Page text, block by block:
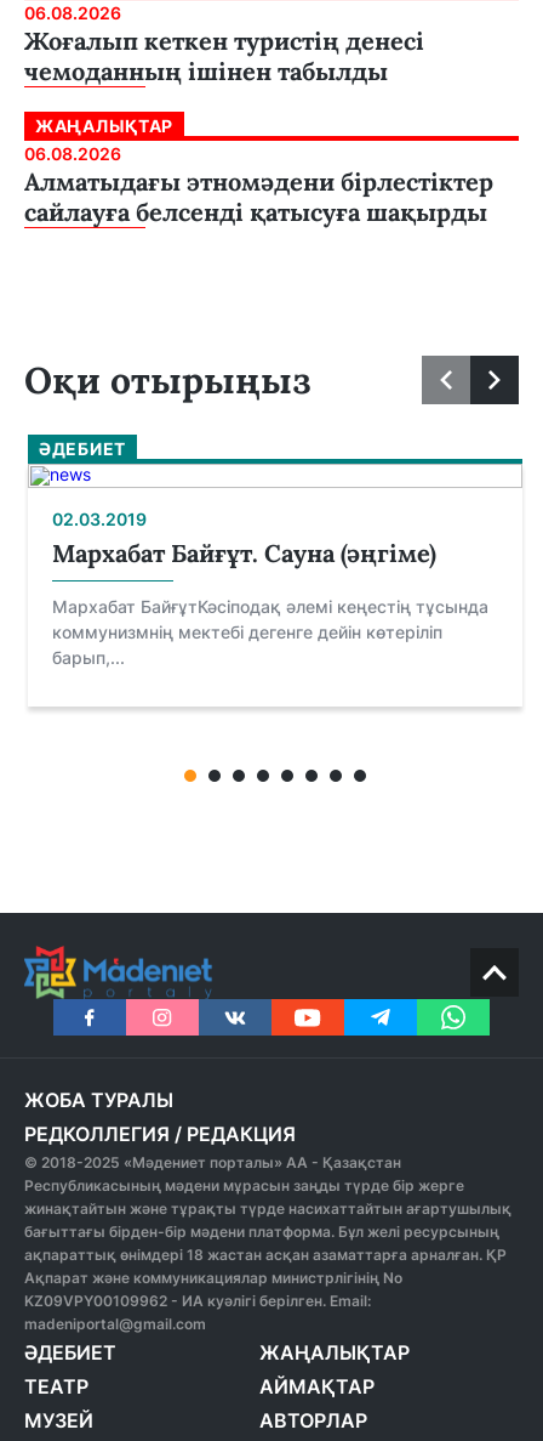
06.08.2026
Жоғалып кеткен туристің денесі
чемоданның ішінен табылды
ЖАҢАЛЫҚТАР
06.08.2026
Алматыдағы этномәдени бірлестіктер
сайлауға белсенді қатысуға шақырды
Оқи отырыңыз
ӘДЕБИЕТ
02.03.2019
Мархабат Байғұт. Сауна (әңгіме)
Мархабат БайғұтКәсіподақ әлемі кеңестің тұсында
коммунизмнің мектебі дегенге дейін көтеріліп
барып,...
ЖОБА ТУРАЛЫ
РЕДКОЛЛЕГИЯ / РЕДАКЦИЯ
© 2018-2025 «Мәдениет порталы» АА - Қазақстан
Республикасының мәдени мұрасын заңды түрде бір жерге
жинақтайтын және тұрақты түрде насихаттайтын ағартушылық
бағыттағы бірден-бір мәдени платформа. Бұл желі ресурсының
ақпараттық өнімдері 18 жастан асқан азаматтарға арналған. ҚР
Ақпарат және коммуникациялар министрлігінің No
KZ09VPY00109962 - ИА куәлігі берілген. Email:
madeniportal@gmail.com
ӘДЕБИЕТ
ТЕАТР
МУЗЕЙ
ЖАҢАЛЫҚТАР
АЙМАҚТАР
АВТОРЛАР